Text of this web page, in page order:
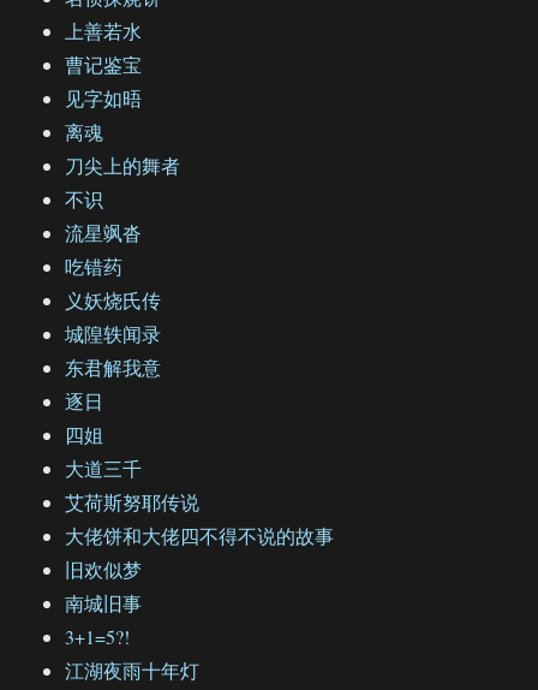
上善若水
曹记鉴宝
见字如晤
离魂
刀尖上的舞者
不识
流星飒沓
吃错药
义妖烧氏传
城隍轶闻录
东君解我意
逐日
四姐
大道三千
艾荷斯努耶传说
大佬饼和大佬四不得不说的故事
旧欢似梦
南城旧事
3+1=5?!
江湖夜雨十年灯